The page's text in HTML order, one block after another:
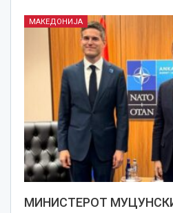
МАКЕДОНИЈА
МИНИСТЕРОТ